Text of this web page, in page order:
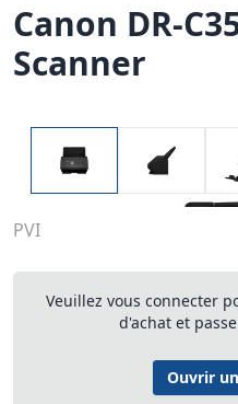
Canon DR-
Scanner
PVI
Veuillez vous connecter
d'achat et
Ouvrir